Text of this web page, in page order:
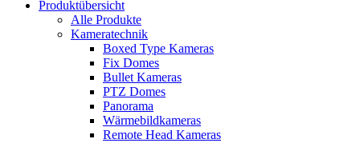
Produktübersicht
Alle Produkte
Kameratechnik
Boxed Type Kameras
Fix Domes
Bullet Kameras
PTZ Domes
Panorama
Wärmebildkameras
Remote Head Kameras